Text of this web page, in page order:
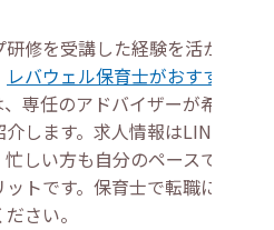
修を受講した経験を活かして
レバウェル保育士がおすすめで
専任のアドバイザーが希望す
します。求人情報はLINEや
しい方も自分のペースで転職
トです。保育士で転職に興味
さい。